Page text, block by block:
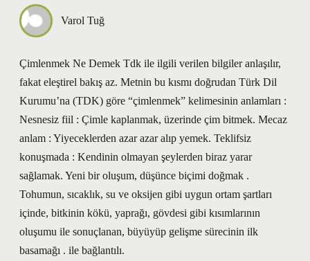
Varol Tuğ
Çimlenmek Ne Demek Tdk ile ilgili verilen bilgiler anlaşılır,
fakat eleştirel bakış az. Metnin bu kısmı doğrudan Türk Dil
Kurumu’na (TDK) göre “çimlenmek” kelimesinin anlamları :
Nesnesiz fiil : Çimle kaplanmak, üzerinde çim bitmek. Mecaz
anlam : Yiyeceklerden azar azar alıp yemek. Teklifsiz
konuşmada : Kendinin olmayan şeylerden biraz yarar
sağlamak. Yeni bir oluşum, düşünce biçimi doğmak .
Tohumun, sıcaklık, su ve oksijen gibi uygun ortam şartları
içinde, bitkinin kökü, yaprağı, gövdesi gibi kısımlarının
oluşumu ile sonuçlanan, büyüyüp gelişme sürecinin ilk
basamağı . ile bağlantılı.